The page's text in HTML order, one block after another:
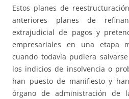
Estos planes de
anteriores planes de
extrajudicial de pagos y
empresariales en una etapa
cuando todavía pudiera
los indicios de insolvencia o
han puesto de manifiesto y
órgano de administración de